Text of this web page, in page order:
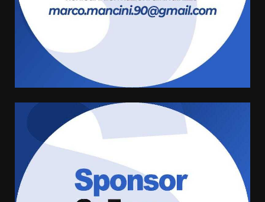
Serie D, l’Us Fasano non molla e
conferma di voler ricorrere per
ottenere l’iscrizione
ufficialmente la Festa di
Savelletri
8 Agosto 2026 11:00
Savelletri in festa, domani sera
grande spettacolo con Uccio De
Santis